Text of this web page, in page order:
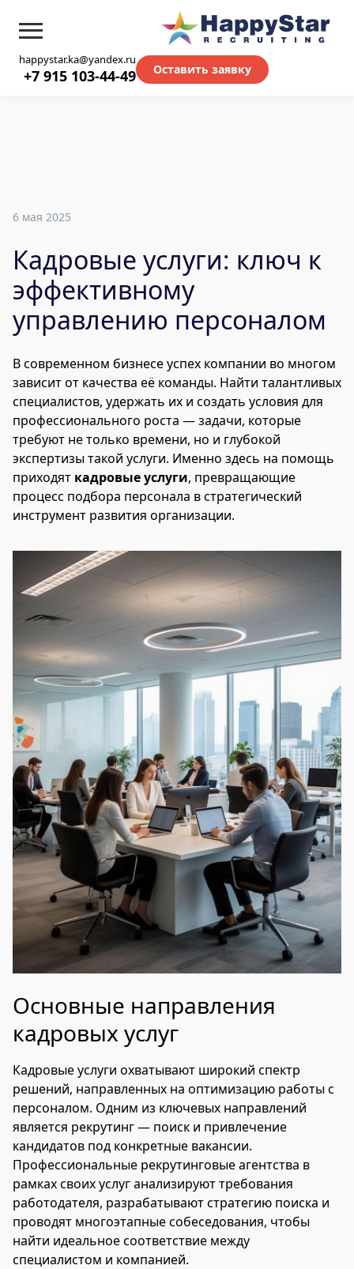
6 мая 2025
Кадровые услуги: ключ к
эффективному
управлению персоналом
В современном бизнесе успех компании во многом
зависит от качества её команды. Найти талантливых
специалистов, удержать их и создать условия для
профессионального роста — задачи, которые
требуют не только времени, но и глубокой
экспертизы такой услуги. Именно здесь на помощь
приходят кадровые услуги, превращающие
процесс подбора персонала в стратегический
инструмент развития организации.
Основные направления
кадровых услуг
Кадровые услуги охватывают широкий спектр
решений, направленных на оптимизацию работы с
персоналом. Одним из ключевых направлений
является рекрутинг — поиск и привлечение
кандидатов под конкретные вакансии.
Профессиональные рекрутинговые агентства в
рамках своих услуг анализируют требования
работодателя, разрабатывают стратегию поиска и
проводят многоэтапные собеседования, чтобы
найти идеальное соответствие между
специалистом и компанией.
happystar.ka@yandex.ru
+7 915 103-44-49 Оставить заявку